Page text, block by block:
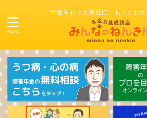
年金をもっと身近に、もっとわか